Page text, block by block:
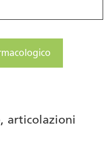
articolazioni